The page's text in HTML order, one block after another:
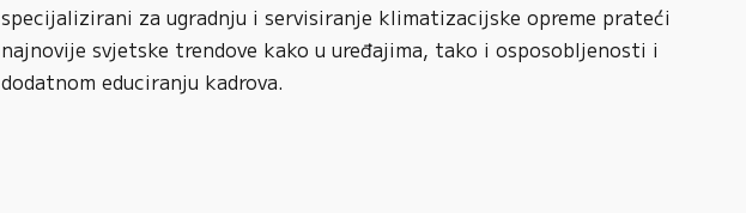
specijalizirani za ugradnju i servisiranje klimatizacijske opreme prateći
najnovije svjetske trendove kako u uređajima, tako i osposobljenosti i
dodatnom educiranju kadrova.